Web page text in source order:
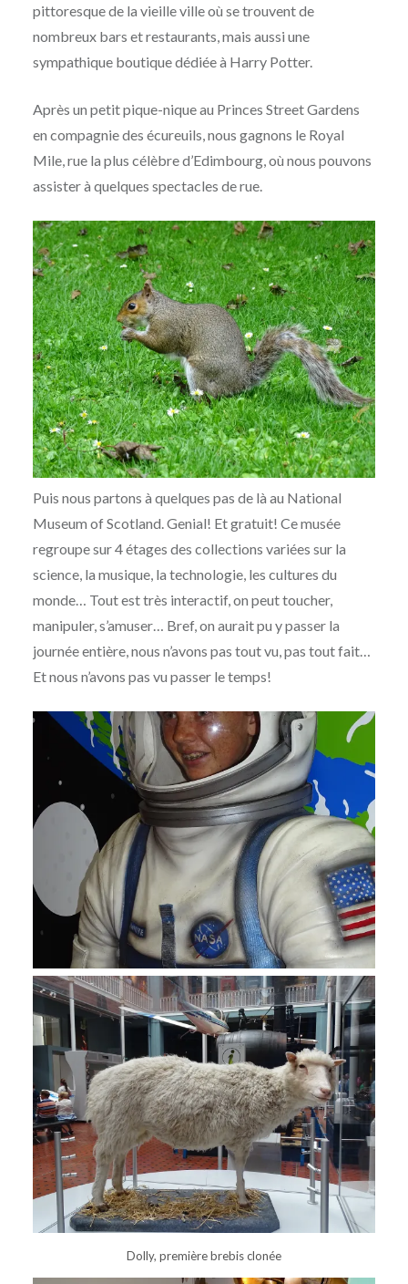
pittoresque de la vieille ville où se trouvent de
nombreux bars et restaurants, mais aussi une
sympathique boutique dédiée à Harry Potter.
Après un petit pique-nique au Princes Street Gardens
en compagnie des écureuils, nous gagnons le Royal
Mile, rue la plus célèbre d’Edimbourg, où nous pouvons
assister à quelques spectacles de rue.
Puis nous partons à quelques pas de là au National
Museum of Scotland. Genial! Et gratuit! Ce musée
regroupe sur 4 étages des collections variées sur la
science, la musique, la technologie, les cultures du
monde… Tout est très interactif, on peut toucher,
manipuler, s’amuser… Bref, on aurait pu y passer la
journée entière, nous n’avons pas tout vu, pas tout fait…
Et nous n’avons pas vu passer le temps!
Dolly, première brebis clonée